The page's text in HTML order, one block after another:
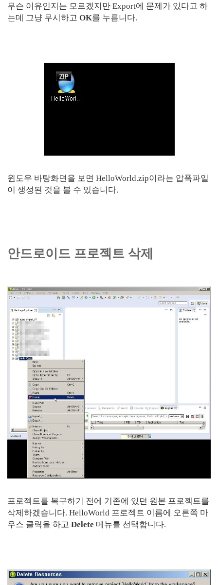
무슨 이유인지는 모르겠지만 Export에 문제가 있다고 하
는데 그냥 무시하고 OK를 누릅니다.
윈도우 바탕화면을 보면 HelloWorld.zip이라는 압푹파일
이 생성된 것을 볼 수 있습니다.
안드로이드 프로젝트 삭제
프로젝트를 복구하기 전에 기존에 있던 원본 프로젝트를
삭제하겠습니다. HelloWorld 프로젝트 이름에 오른쪽 마
우스 클릭을 하고 Delete 메뉴를 선택합니다.